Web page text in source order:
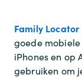
Family Locator
goede
iPhones en op
gebruiken om